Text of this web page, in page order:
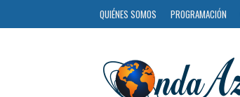
QUIÉNES SOMOS PROGRAMACIÓN